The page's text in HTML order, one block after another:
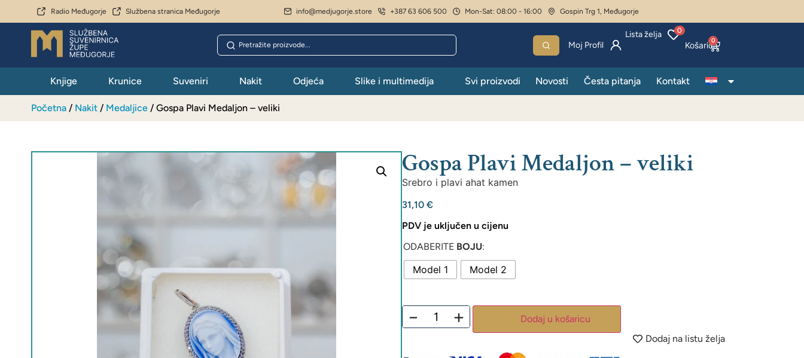
Radio Međugorje Službena stranica Međugorje info@medjugorje.store +387 63 606 500 Mon-Sat: 08:00 - 16:00 Gospin Trg 1, Međugorje
Lista želja 0
Moj Profil 0
Knjige Krunice Suveniri Nakit Odjeća Slike i multimedija Svi proizvodi Novosti Česta pitanja Kontakt
Početna / Nakit / Medaljice / Gospa Plavi Medaljon – veliki
Gospa Plavi Medaljon – veliki
Srebro i plavi ahat kamen
31,10 €
PDV je uključen u cijenu
ODABERITE BOJU:
Model 1 Model 2
− +
Dodaj u košaricu
Dodaj na listu želja